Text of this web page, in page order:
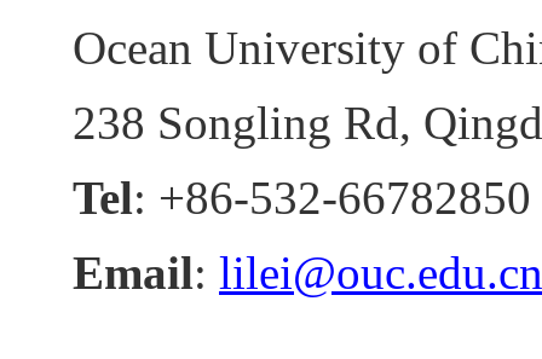
Ocean University of
238 Songling Rd,
Tel: +86-532-66782850
Email: lilei@ouc.edu.cn